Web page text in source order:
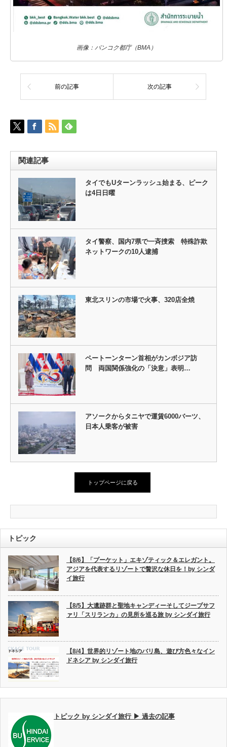
画像：バンコク都庁（BMA）
前の記事 次の記事
関連記事
タイでもUターンラッシュ始まる、ピーク
は4日日曜
タイ警察、国内7県で一斉捜索 特殊詐欺
ネットワークの10人逮捕
東北スリンの市場で火事、320店全焼
ペートーンターン首相がカンボジア訪
問 両国関係強化の「決意」表明…
アソークからタニヤで運賃6000バーツ、
日本人乗客が被害
トップページに戻る
トピック
【8/6】「プーケット」エキゾティック＆エレガント。
アジアを代表するリゾートで贅沢な休日を！by シンダ
イ旅行
【8/5】大遺跡群と聖地キャンディーそしてジープサフ
ァリ「スリランカ」の見所を巡る旅 by シンダイ旅行
【8/4】世界的リゾート地のバリ島、遊び方色々なイン
ドネシア by シンダイ旅行
トピック by シンダイ旅行 ▶ 過去の記事